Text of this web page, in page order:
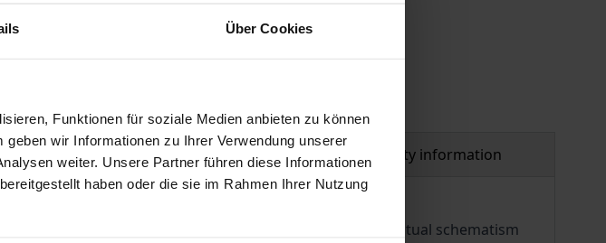
Über Cookies
Funktionen für soziale Medien anbieten zu können
wir Informationen zu Ihrer Verwendung unserer
weiter. Unsere Partner führen diese Informationen
haben oder die sie im Rahmen Ihrer Nutzung
to Wish List
Additional material Product safety information
to the topic. In research practice, a form of conceptual schematism